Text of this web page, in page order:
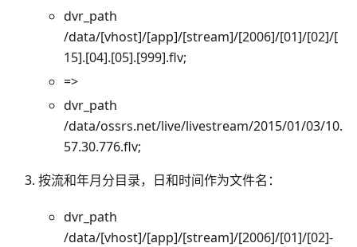
dvr_path
/data/[vhost]/[app]/[stream]/[2006]/[01]/[02]/[
15].[04].[05].[999].flv;
=>
dvr_path
/data/ossrs.net/live/livestream/2015/01/03/10.
57.30.776.flv;
按流和年月分目录，日和时间作为文件名：
dvr_path
/data/[vhost]/[app]/[stream]/[2006]/[01]/[02]-